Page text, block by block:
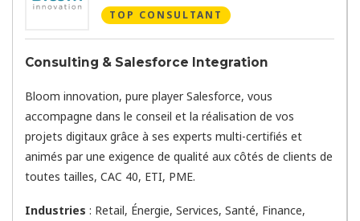
TOP CONSULTANT
Consulting & Salesforce Integration
Bloom innovation, pure player Salesforce, vous
accompagne dans le conseil et la réalisation de vos
projets digitaux grâce à ses experts multi-certifiés et
animés par une exigence de qualité aux côtés de clients de
toutes tailles, CAC 40, ETI, PME.
Industries : Retail, Énergie, Services, Santé, Finance,